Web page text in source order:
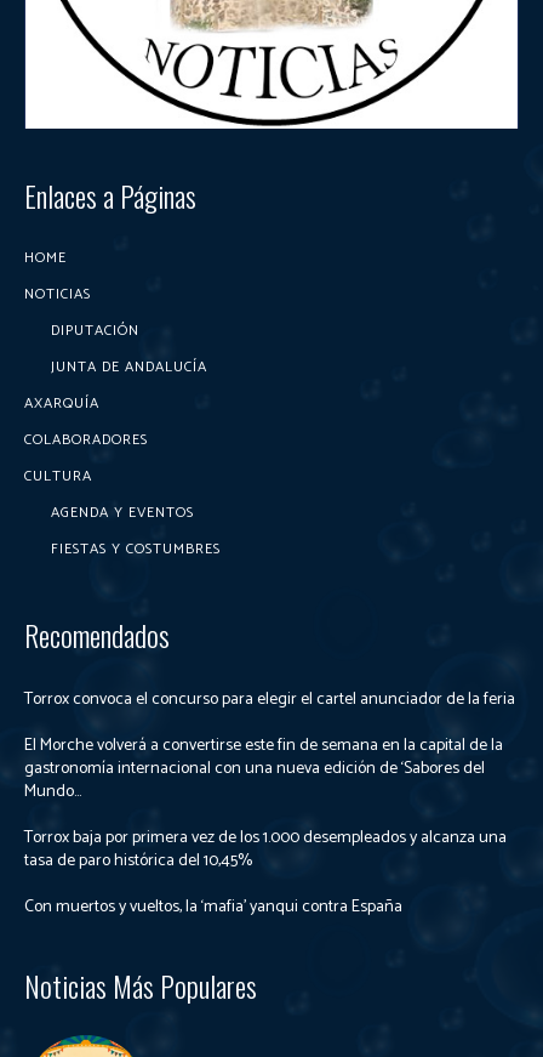
Enlaces a Páginas
HOME
NOTICIAS
DIPUTACIÓN
JUNTA DE ANDALUCÍA
AXARQUÍA
COLABORADORES
CULTURA
AGENDA Y EVENTOS
FIESTAS Y COSTUMBRES
Recomendados
Torrox convoca el concurso para elegir el cartel anunciador de la feria
El Morche volverá a convertirse este fin de semana en la capital de la
gastronomía internacional con una nueva edición de ‘Sabores del
Mundo...
Torrox baja por primera vez de los 1.000 desempleados y alcanza una
tasa de paro histórica del 10,45%
Con muertos y vueltos, la ‘mafia’ yanqui contra España
Noticias Más Populares